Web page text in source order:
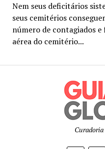
Nem seus deficitários
seus cemitérios
número de contagiados
aérea do cemitério...